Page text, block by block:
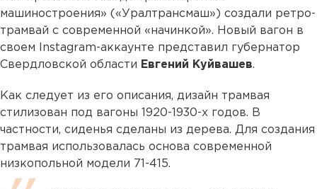
машиностроения» («Уралтрансмаш») создали ретро-
трамвай с современной «начинкой». Новый вагон в
своем Instagram-аккаунте представил губернатор
Свердловской области Евгений Куйвашев.
Как следует из его описания, дизайн трамвая
стилизован под вагоны 1920-1930-х годов. В
частности, сиденья сделаны из дерева. Для создания
трамвая использовалась основа современной
низкопольной модели 71-415.